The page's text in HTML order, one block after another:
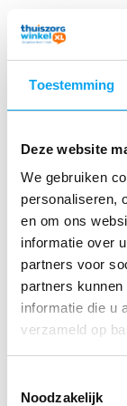
Toestemming
Deze website
We gebruiken
personaliseren,
en om ons
informatie over
partners voor
partners
informatie die u
verzameld op
Noodzakelijk
Product
DoorLucien
Mijn bad is te
zuignappen
ze gewerkt ! .
Het toestel is
Door Myriam
Ik heb mijn
steken en